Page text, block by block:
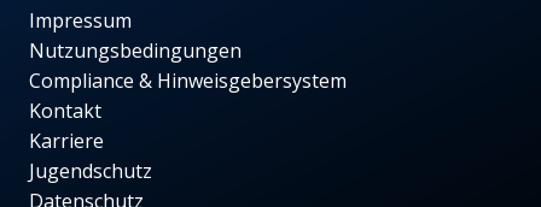
Impressum
Nutzungsbedingungen
Compliance & Hinweisgebersystem
Kontakt
Karriere
Jugendschutz
Datenschutz